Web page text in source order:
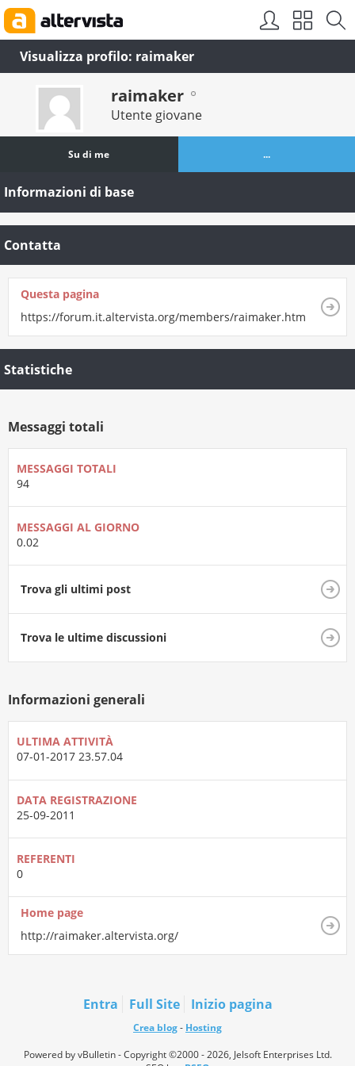
Visualizza profilo: raimaker
raimaker
Utente giovane
Su di me ...
Informazioni di base
Contatta
Questa pagina
https://forum.it.altervista.org/members/raimaker.html
Statistiche
Messaggi totali
MESSAGGI TOTALI
94
MESSAGGI AL GIORNO
0.02
Trova gli ultimi post
Trova le ultime discussioni
Informazioni generali
ULTIMA ATTIVITÀ
07-01-2017 23.57.04
DATA REGISTRAZIONE
25-09-2011
REFERENTI
0
Home page
http://raimaker.altervista.org/
Entra Full Site Inizio pagina
Crea blog- Hosting
Powered by vBulletin - Copyright ©2000 - 2026, Jelsoft Enterprises Ltd.